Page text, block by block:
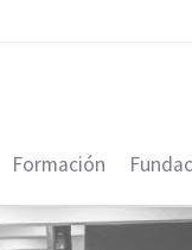
Formación